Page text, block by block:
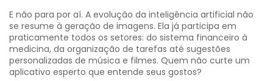
E não para por aí. A evolução da inteligência artificial não
se resume à geração de imagens. Ela já participa em
praticamente todos os setores: do sistema financeiro à
medicina, da organização de tarefas até sugestões
personalizadas de música e filmes. Quem não curte um
aplicativo esperto que entende seus gostos?